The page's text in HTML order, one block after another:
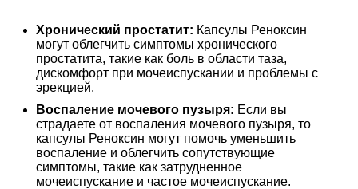
Хронический простатит: Капсулы Реноксин
могут облегчить симптомы хронического
простатита, такие как боль в области таза,
дискомфорт при мочеиспускании и проблемы с
эрекцией.
Воспаление мочевого пузыря: Если вы
страдаете от воспаления мочевого пузыря, то
капсулы Реноксин могут помочь уменьшить
воспаление и облегчить сопутствующие
симптомы, такие как затрудненное
мочеиспускание и частое мочеиспускание.